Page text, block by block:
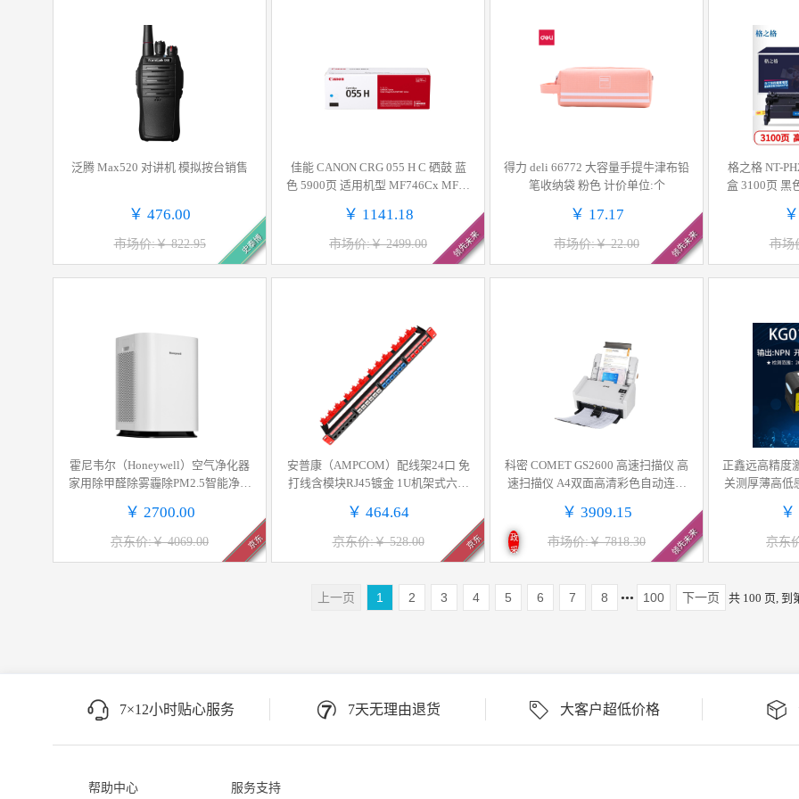
泛腾 Max520 对讲机 模拟按台销售
￥ 476.00
市场价:￥ 822.95 史泰博
佳能 CANON CRG 055 H C 硒鼓 蓝
色 5900页 适用机型 MF746Cx MF74
63Cdn 计价单位:支
￥ 1141.18
市场价:￥ 2499.00 领先未来
得力 deli 66772 大容量手提牛津布铅
笔收纳袋 粉色 计价单位:个
￥ 17.17
市场价:￥ 22.00 领先未来
格之格 NT-
盒 3100页 黑
05dn/405dw/
市场
霍尼韦尔（Honeywell）空气净化器
家用除甲醛除雾霾除PM2.5智能净化
￥ 2700.00
京东价:￥ 4069.00 京东
安普康（AMPCOM）配线架24口 免
打线含模块RJ45镀金 1U机架式六类
AMC61024BK
￥ 464.64
京东价:￥ 528.00 京东
科密 COMET GS2600 高速扫描仪 高
速扫描仪 A4双面高清彩色自动连续
国产系统 计价单位:台
￥ 3909.15
市场价:￥ 7818.30
政
采
领先未来
正鑫远高精度
关测厚薄高低
京东
上一页 1 2 3 4 5 6 7 8 ••• 100 下一页 共 100 页, 到
7×12小时贴心服务 7天无理由退货 大客户超低价格
帮助中心 服务支持